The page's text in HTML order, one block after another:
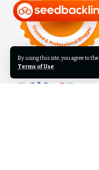
By using this site, you agree to the
Terms of Use.